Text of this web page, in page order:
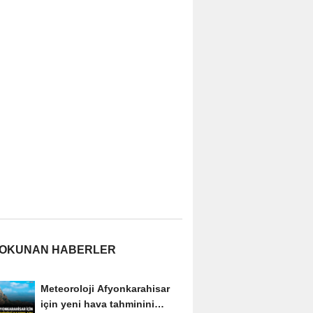
HABERLER
Meteoroloji Afyonkarahisar
için yeni hava tahminini